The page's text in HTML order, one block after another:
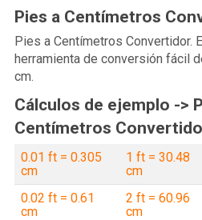
Pies a Centímetros
Pies a Centímetros Convertidor.
herramienta de conversión fácil
cm.
Cálculos de ejemplo ->
Centímetros
0.01 ft = 0.305
cm
1 ft = 30.48
cm
0.02 ft = 0.61
cm
2 ft = 60.96
cm